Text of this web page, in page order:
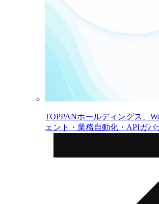
TOPPANホールディングス、
ェント・業務自動化・APIガバ